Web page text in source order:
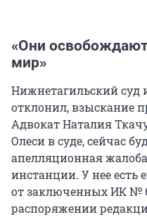
«Они
мир»
Нижнетагильский суд
отклонил, взыскание
Адвокат Наталия
Олеси в суде, сейчас
апелляционная
инстанции. У нее есть
от заключенных ИК №
распоряжении